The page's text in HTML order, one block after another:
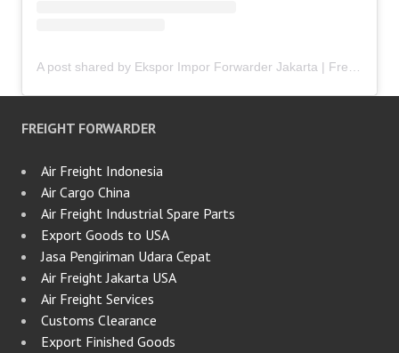
FREIGHT FORWARDER
Air Freight Indonesia
Air Cargo China
Air Freight Industrial Spare Parts
Export Goods to USA
Jasa Pengiriman Udara Cepat
Air Freight Jakarta USA
Air Freight Services
Customs Clearance
Export Finished Goods